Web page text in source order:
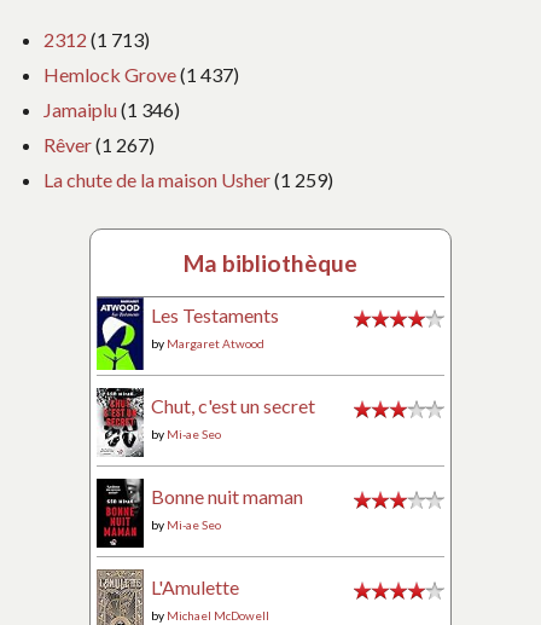
2312 (1 713)
Hemlock Grove(1 437)
Jamaiplu(1 346)
Rêver(1 267)
La chute de la maison Usher(1 259)
Ma bibliothèque
Les Testaments
by Margaret Atwood
Chut, c'est un secret
by Mi-ae Seo
Bonne nuit maman
by Mi-ae Seo
L'Amulette
by Michael McDowell